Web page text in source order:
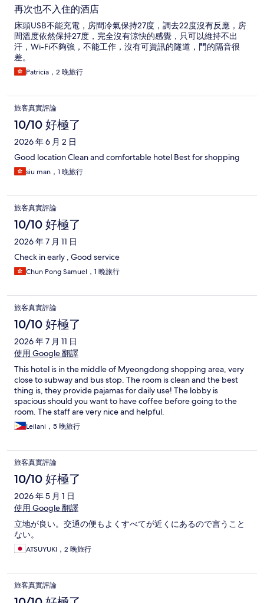
再次也不入住的酒店
床頭USB不能充電，房間冷氣保持27度，調去22度沒有反應，房
間溫度依然保持27度，完全沒有涼快的感覺，只可以維持不出
汗，Wi-Fi不夠強，不能工作，沒有可資訊的隧道，門的隔音很
差。
Patricia，2 晚旅行
旅客真實評論
10/10 好極了
2026 年 6 月 2 日
Good location Clean and comfortable hotel Best for shopping
siu man，1 晚旅行
旅客真實評論
10/10 好極了
2026 年 7 月 11 日
Check in early , Good service
Chun Pong Samuel，1 晚旅行
旅客真實評論
10/10 好極了
2026 年 7 月 11 日
使用 Google 翻譯
This hotel is in the middle of Myeongdong shopping area, very
close to subway and bus stop. The room is clean and the best
thing is, they provide pajamas for daily use! The lobby is
spacious should you want to have coffee before going to the
room. The staff are very nice and helpful.
Leilani，5 晚旅行
旅客真實評論
10/10 好極了
2026 年 5 月 1 日
使用 Google 翻譯
立地が良い。交通の便もよくすべてが近くにあるので言うこと
ない。
ATSUYUKI，2 晚旅行
旅客真實評論